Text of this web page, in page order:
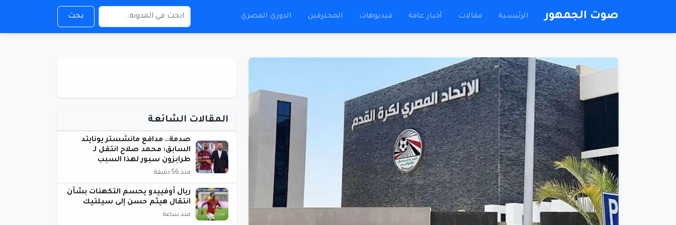
صوت الجمهور الرئيسية مقالات أخبار عامة فيديوهات المحترفين الدوري المصري بحث
المقالات الشائعة
صدمة.. مدافع مانشستر يونايتد
السابق: محمد صلاح انتقل لـ
طرابزون سبور لهذا السبب
منذ 56 دقيقة
ريال أوفييدو يحسم التكهنات بشأن
انتقال هيثم حسن إلى سيلتيك
منذ ساعة